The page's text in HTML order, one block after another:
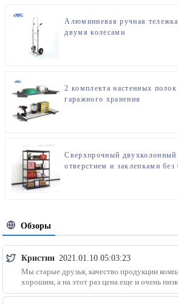
Алюминиевая ручная
двумя колесами
2 комплекта настенных
гаражного хранения
Сверхпрочный
отверстием и заклепками
Обзоры
Кристин 2021.01.10 05:03:23
Мы старые друзья, качество продукции
хорошим, а на этот раз цена еще и очень